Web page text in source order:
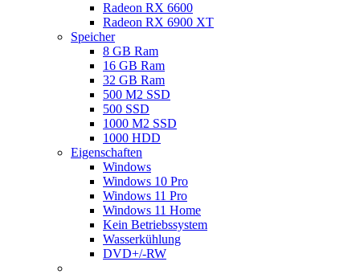
Radeon RX 6600
Radeon RX 6900 XT
Speicher
8 GB Ram
16 GB Ram
32 GB Ram
500 M2 SSD
500 SSD
1000 M2 SSD
1000 HDD
Eigenschaften
Windows
Windows 10 Pro
Windows 11 Pro
Windows 11 Home
Kein Betriebssystem
Wasserkühlung
DVD+/-RW